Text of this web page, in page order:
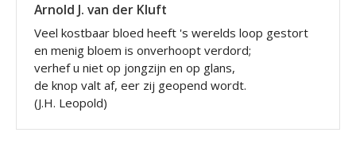
Arnold J. van der Kluft
Veel kostbaar bloed heeft 's werelds loop gestort
en menig bloem is onverhoopt verdord;
verhef u niet op jongzijn en op glans,
de knop valt af, eer zij geopend wordt.
(J.H. Leopold)